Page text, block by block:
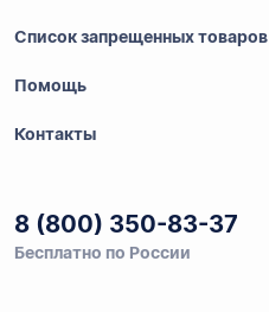
Список запрещенных товаров
Помощь
Контакты
8 (800) 350-83-37
Бесплатно по России